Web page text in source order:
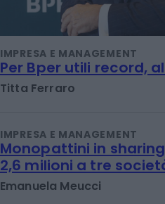
IMPRESA E MANAGEMENT
Per Bper utili record,
Titta Ferraro
IMPRESA E MANAGEMENT
Monopattini in
2,6 milioni a tre
Emanuela Meucci